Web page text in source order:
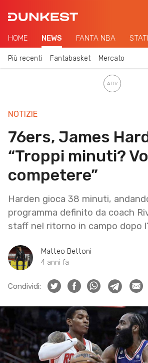
HOME NEWS FANTA NBA
Più recenti Fantabasket Mercato
NOTIZIE
76ers, James
“Troppi minuti?
competere”
Harden gioca 38 minuti,
programma definito da coach
staff nel ritorno in campo dopo
Matteo Bettoni
4 anni fa
Condividi: